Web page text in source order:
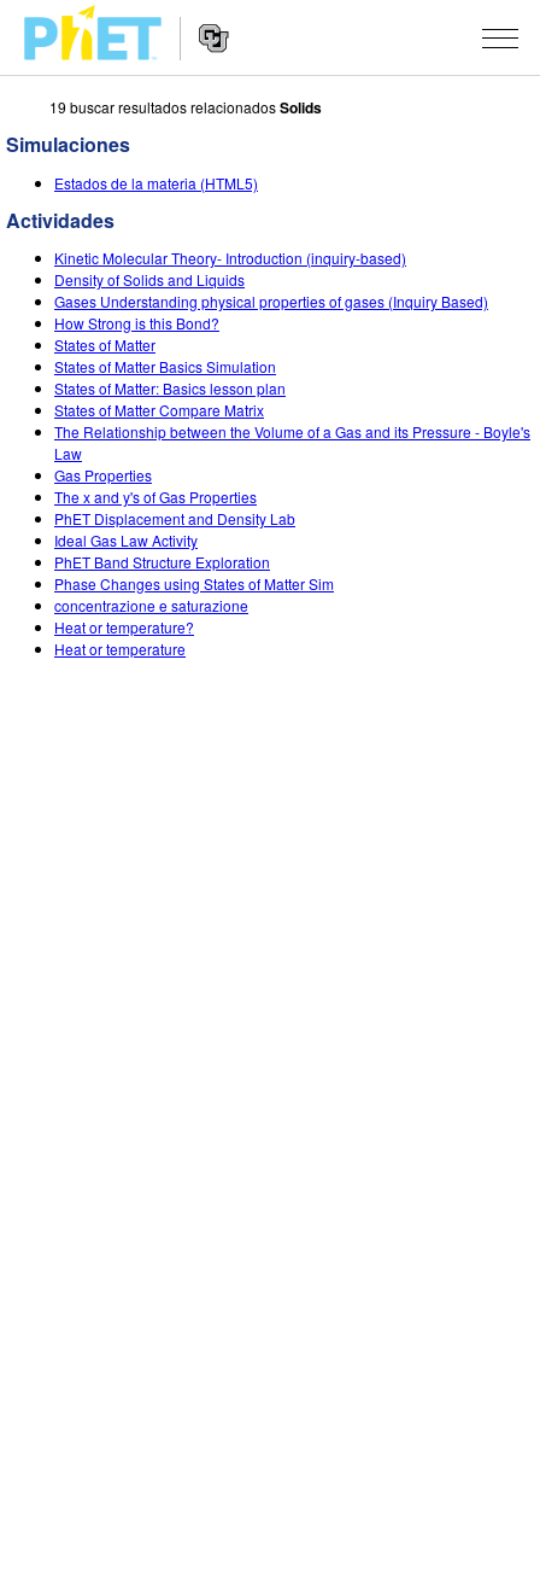
Buscar
el
sitio
de
Sitio
Web
SIMULACIONES
Todas las Simulaciones
Física
Matemáticas y Estadísticas
Química
Tierra y Espacio
Biología
Simulaciones Traducidas
Customizable Sims
STUDIO
About Studio
Customizable Sims
Comienza una prueba gratuita
Comprar una licencia
ENSEÑANZA
Actividades
Comparte tus Actividades
Guía para el Envío de Actividades
Talleres Virtuales
Aprendizaje Profesional con PhET
Enseñando con PhET
INVESTIGACIONES
INICIATIVAS
Diseño Inclusivo
PhET Global
Data Fluency
DEIB en Educación STEM
SceneryStack OSE
Reporte de Impacto
INGRESAR / REGISTRARSE
INGRESAR / REGISTRARSE
19 buscar resultados relacionadosSolids
Simulaciones
Estados de la materia (HTML5)
Actividades
Kinetic Molecular Theory- Introduction (inquiry-based)
Density of Solids and Liquids
Gases Understanding physical properties of gases (Inquiry Based)
How Strong is this Bond?
States of Matter
States of Matter Basics Simulation
States of Matter: Basics lesson plan
States of Matter Compare Matrix
The Relationship between the Volume of a Gas and its Pressure - Boyle's
Law
Gas Properties
The x and y's of Gas Properties
PhET Displacement and Density Lab
Ideal Gas Law Activity
PhET Band Structure Exploration
Phase Changes using States of Matter Sim
concentrazione e saturazione
Heat or temperature?
Heat or temperature